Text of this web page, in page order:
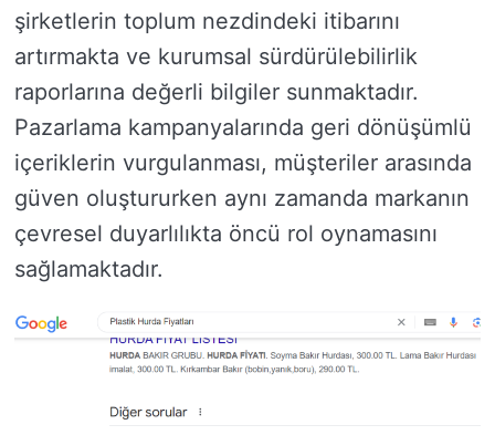
şirketlerin toplum nezdindeki itibarını
artırmakta ve kurumsal sürdürülebilirlik
raporlarına değerli bilgiler sunmaktadır.
Pazarlama kampanyalarında geri dönüşümlü
içeriklerin vurgulanması, müşteriler arasında
güven oluştururken aynı zamanda markanın
çevresel duyarlılıkta öncü rol oynamasını
sağlamaktadır.